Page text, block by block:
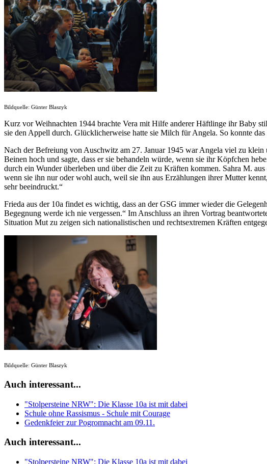
Bildquelle: Günter Blaszyk
Kurz vor Weihnachten 1944 brachte Vera mit Hilfe anderer Häftlinge ihr Baby
sie den Appell durch. Glücklicherweise hatte sie Milch für Angela. So konnte das
Nach der Befreiung von Auschwitz am 27. Januar 1945 war Angela viel zu
Beinen hoch und sagte, dass er sie behandeln würde, wenn sie ihr Köpfchen
durch ein Wunder überleben und über die Zeit zu Kräften kommen. Sahra M.
wenn sie ihn nur oder wohl auch, weil sie ihn aus Erzählungen ihrer Mutter
sehr beeindruckt.“
Frieda aus der 10a findet es wichtig, dass an der GSG immer wieder die
Begegnung werde ich nie vergessen.“ Im Anschluss an ihren Vortrag
Situation Mut zu zeigen sich nationalistischen und rechtsextremen Kräften
Bildquelle: Günter Blaszyk
Auch interessant...
"Stolpersteine NRW": Die Klasse 10a ist mit dabei
Schule ohne Rassismus - Schule mit Courage
Gedenkfeier zur Pogromnacht am 09.11.
Auch interessant...
"Stolpersteine NRW": Die Klasse 10a ist mit dabei